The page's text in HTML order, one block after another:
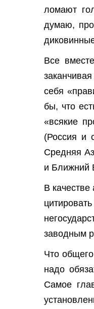
ломают
думаю,
Все
себя
бы, что
«всякие
(Россия и
Средняя
и Ближний
В качестве
заводным
Что
надо
Самое